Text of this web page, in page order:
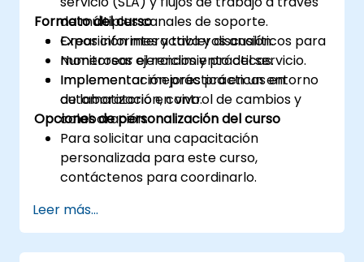
de múltiples canales de soporte.
Crear informes y tableros analíticos para
monitorear el rendimiento del servicio.
Implementar mejores prácticas en
automatización, control de cambios y
colaboración.
Formato del curso
Exposición interactiva y discusión.
Numerosos ejercicios y prácticas.
Implementación práctica en un entorno
de laboratorio en vivo.
Opciones de personalización del curso
Para solicitar una capacitación
personalizada para este curso,
contáctenos para coordinarlo.
Leer más...